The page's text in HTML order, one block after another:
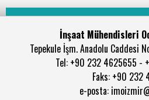
İnşaat Mühendisleri
Tepekule İşm. Anadolu Caddesi
Tel: +90 232 4625655 -
Faks: +90 232
e-posta: